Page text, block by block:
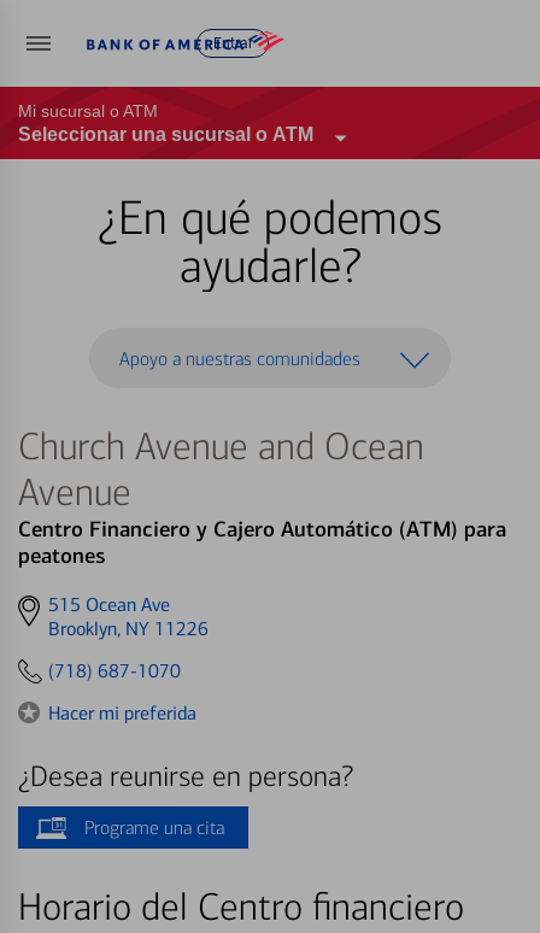
Entrar
Mi sucursal o ATM
Seleccionar una sucursal o ATM
¿En qué podemos
ayudarle?
Apoyo a nuestras comunidades
Church Avenue and Ocean
Avenue
Centro Financiero y Cajero Automático (ATM) para
peatones
Get
directions
515 Ocean Ave
Brooklyn, NY 11226
(718) 687-1070
Hacer mi preferida
¿Desea reunirse en persona?
Programe una cita
Horario del Centro financiero